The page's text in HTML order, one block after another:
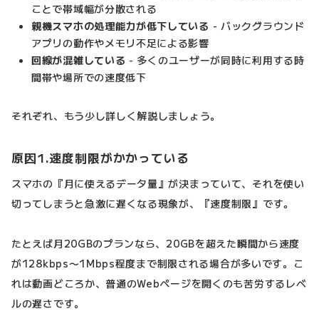
ことで帯域幅が分散される
親機スマホの処理能力が低下している - バックグラウンド
アプリの動作やメモリ不足による影響
回線が混雑している - 多くのユーザーが同時に利用する時
間帯や場所での速度低下
それぞれ、もう少し詳しく解説しましょう。
原因1.速度制限がかかっている
スマホの『月に使えるデータ量』が決まっていて、それを使い
切ってしまうと急激に遅くなる現象が、『速度制限』です。
たとえば月20GBのプランなら、20GBを超えた瞬間から速度
が128kbps〜1Mbps程度まで制限される場合が多いです。こ
れは動画どころか、普通のWebページを開くのも苦労するレベ
ルの遅さです。